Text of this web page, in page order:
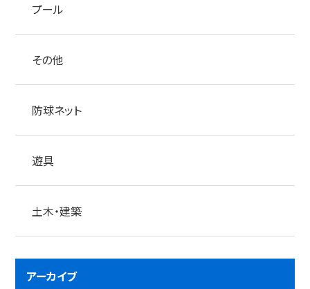
プール
その他
防球ネット
遊具
土木・建築
アーカイブ